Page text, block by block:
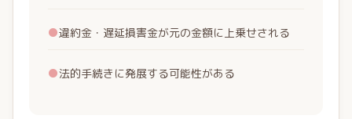
●違約金・遅延損害金が元の金額に上乗せされる
●法的手続きに発展する可能性がある